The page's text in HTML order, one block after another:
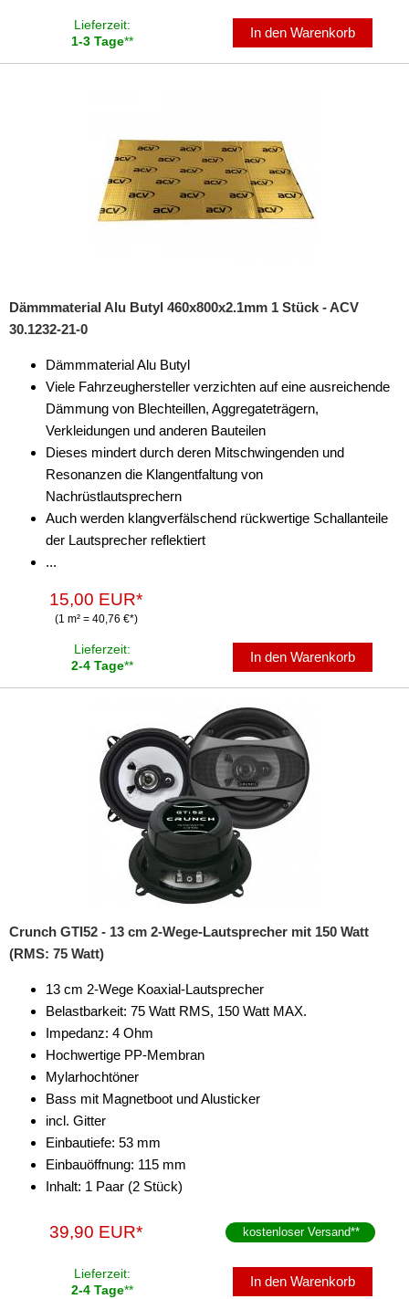
Lieferzeit:
1-3 Tage**
In den Warenkorb
Dämmmaterial Alu Butyl 460x800x2.1mm 1 Stück - ACV
30.1232-21-0
Dämmmaterial Alu Butyl
Viele Fahrzeughersteller verzichten auf eine ausreichende
Dämmung von Blechteillen, Aggregateträgern,
Verkleidungen und anderen Bauteilen
Dieses mindert durch deren Mitschwingenden und
Resonanzen die Klangentfaltung von
Nachrüstlautsprechern
Auch werden klangverfälschend rückwertige Schallanteile
der Lautsprecher reflektiert
...
15,00 EUR*
(1 m² = 40,76 €*)
Lieferzeit:
2-4 Tage**
In den Warenkorb
Crunch GTI52 - 13 cm 2-Wege-Lautsprecher mit 150 Watt
(RMS: 75 Watt)
13 cm 2-Wege Koaxial-Lautsprecher
Belastbarkeit: 75 Watt RMS, 150 Watt MAX.
Impedanz: 4 Ohm
Hochwertige PP-Membran
Mylarhochtöner
Bass mit Magnetboot und Alusticker
incl. Gitter
Einbautiefe: 53 mm
Einbauöffnung: 115 mm
Inhalt: 1 Paar (2 Stück)
39,90 EUR* kostenloser Versand**
Lieferzeit:
2-4 Tage**
In den Warenkorb